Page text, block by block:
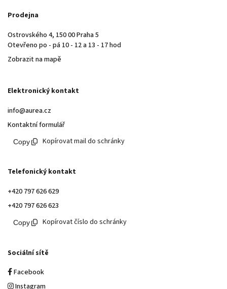
Prodejna
Ostrovského 4, 150 00 Praha 5
Otevřeno po - pá 10 - 12 a 13 - 17 hod
Zobrazit na mapě
Elektronický kontakt
info@aurea.cz
Kontaktní formulář
Kopírovat mail do schránky
Telefonický kontakt
+420 797 626 629
+420 797 626 623
Kopírovat číslo do schránky
Sociální sítě
Facebook
Instagram